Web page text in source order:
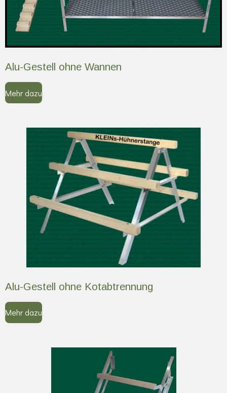
Alu-Gestell ohne Wannen
Mehr dazu
Alu-Gestell ohne Kotabtrennung
Mehr dazu